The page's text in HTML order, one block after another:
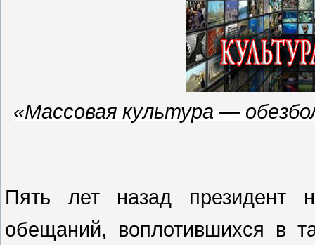
«Массовая культура —
Пять лет назад президент
обещаний, воплотившихся в